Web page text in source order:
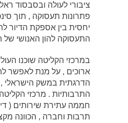
ציבורי לעולה ובסבסוד
פתרונות תעסוקה , תוך
יחסית בין אספקת הדיור
התעסוקה להון האנושי של
במרכזי הקליטה שוכנו
ארוכים , על מנת לאפשר
הדרגתית במשק הישראלי
התרבותיות . מרכזי
חממה עתירת שירותים (
תרבות וחברה , הכוונה